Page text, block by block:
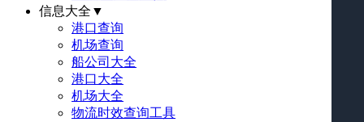
信息大全 ▼
港口查询
机场查询
船公司大全
港口大全
机场大全
物流时效查询工具